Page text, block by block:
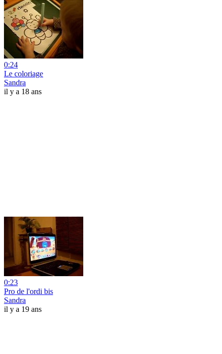
0:24
Le coloriage
Sandra
il y a 18 ans
0:23
Pro de l'ordi bis
Sandra
il y a 19 ans